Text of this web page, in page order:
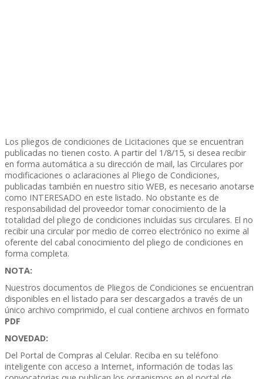
Los pliegos de condiciones de Licitaciones que se encuentran
publicadas no tienen costo. A partir del 1/8/15, si desea recibir
en forma automática a su dirección de mail, las Circulares por
modificaciones o aclaraciones al Pliego de Condiciones,
publicadas también en nuestro sitio WEB, es necesario anotarse
como INTERESADO en este listado. No obstante es de
responsabilidad del proveedor tomar conocimiento de la
totalidad del pliego de condiciones incluidas sus circulares. El no
recibir una circular por medio de correo electrónico no exime al
oferente del cabal conocimiento del pliego de condiciones en
forma completa.
NOTA:
Nuestros documentos de Pliegos de Condiciones se encuentran
disponibles en el listado para ser descargados a través de un
único archivo comprimido, el cual contiene archivos en formato
PDF
NOVEDAD:
Del Portal de Compras al Celular. Reciba en su teléfono
inteligente con acceso a Internet, información de todas las